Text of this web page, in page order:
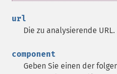
url
Die zu analysierende URL.
component
Geben Sie einen der